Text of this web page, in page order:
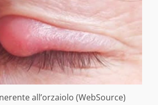
all’orzaiolo (WebSource)